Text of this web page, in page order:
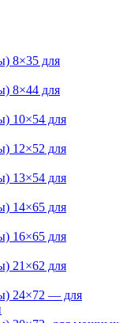
8×35 для
8×44 для
10×54 для
12×52 для
13×54 для
14×65 для
16×65 для
21×62 для
24×72 — для